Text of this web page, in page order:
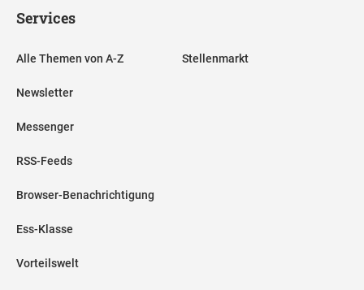
Services
Alle Themen von A-Z
Newsletter
Messenger
RSS-Feeds
Browser-Benachrichtigung
Ess-Klasse
Vorteilswelt
Stellenmarkt